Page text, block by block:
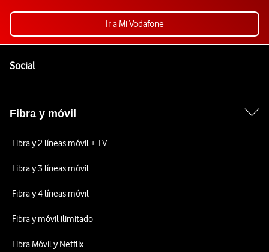
Ir a Mi Vodafone
SocialEnlaces a las redes sociales de Vodafone
Fibra y móvil
Fibra y 2 líneas móvil + TV
Fibra y 3 líneas móvil
Fibra y 4 líneas móvil
Fibra y móvil ilimitado
Fibra Móvil y Netflix